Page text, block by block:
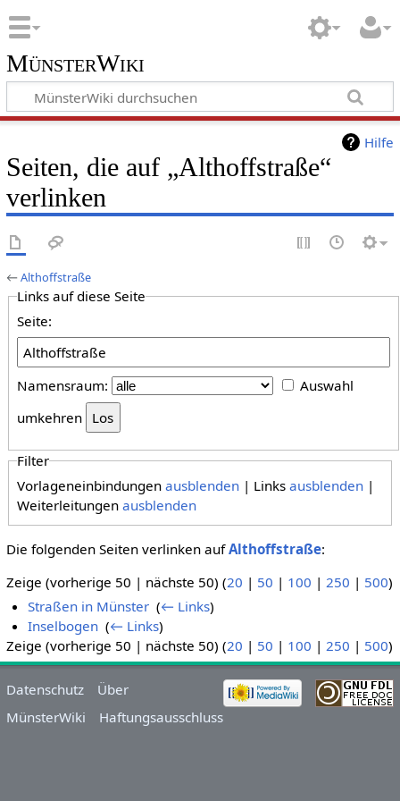
MünsterWiki
Hilfe
Seiten, die auf „Althoffstraße“
verlinken
←Althoffstraße
Links auf diese Seite
Seite:
Namensraum:
Auswahl
umkehren
Filter
Vorlageneinbindungenausblenden | Linksausblenden |
Weiterleitungenausblenden
Die folgenden Seiten verlinken aufAlthoffstraße:
Zeige (vorherige 50 | nächste 50) (20 | 50 | 100 | 250 | 500)
Straßen in Münster ‎(← Links)
Inselbogen ‎(← Links)
Zeige (vorherige 50 | nächste 50) (20 | 50 | 100 | 250 | 500)
Datenschutz
Über
MünsterWiki
Haftungsausschluss